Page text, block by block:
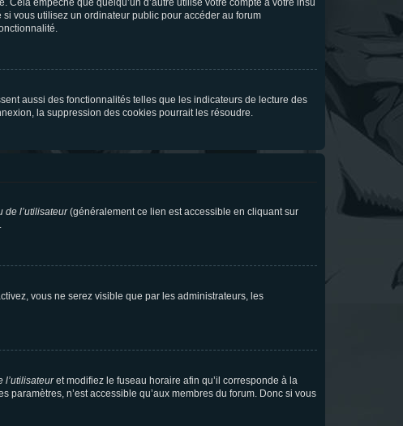
empêche que quelqu’un d’autre utilise votre compte à votre insu
si vous utilisez un ordinateur public pour accéder au forum
aussi des fonctionnalités telles que les indicateurs de lecture des
la suppression des cookies pourrait les résoudre.
de l’utilisateur(généralement ce lien est accessible en cliquant sur
vous ne serez visible que par les administrateurs, les
l’utilisateuret modifiez le fuseau horaire afin qu’il corresponde à la
n’est accessible qu’aux membres du forum. Donc si vous